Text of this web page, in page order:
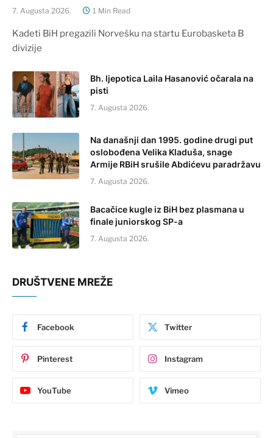
7. Augusta 2026. 1 Min Read
Kadeti BiH pregazili Norvešku na startu Eurobasketa B
divizije
Bh. ljepotica Laila Hasanović očarala na
pisti
7. Augusta 2026.
Na današnji dan 1995. godine drugi put
oslobođena Velika Kladuša, snage
Armije RBiH srušile Abdićevu paradržavu
7. Augusta 2026.
Bacačice kugle iz BiH bez plasmana u
finale juniorskog SP-a
7. Augusta 2026.
DRUŠTVENE MREŽE
Facebook Twitter
Pinterest Instagram
YouTube Vimeo